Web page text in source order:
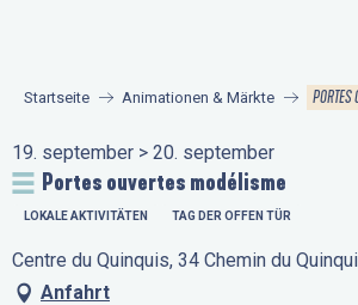
principal
Startseite Animationen & Märkte PORTES
19. september > 20. september
Portes ouvertes modélisme
LOKALE AKTIVITÄTEN TAG DER OFFEN TÜR
Centre du Quinquis, 34 Chemin du
Anfahrt